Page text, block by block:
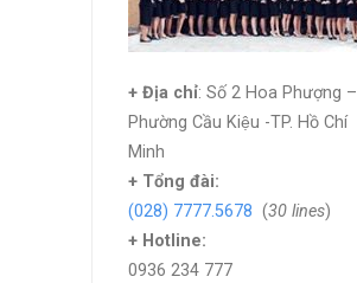
+ Địa chỉ: Số 2 Hoa Phượng –
Phường Cầu Kiệu -TP. Hồ Chí
Minh
+ Tổng đài:
(028) 7777.5678 (30 lines)
+ Hotline:
0936 234 777